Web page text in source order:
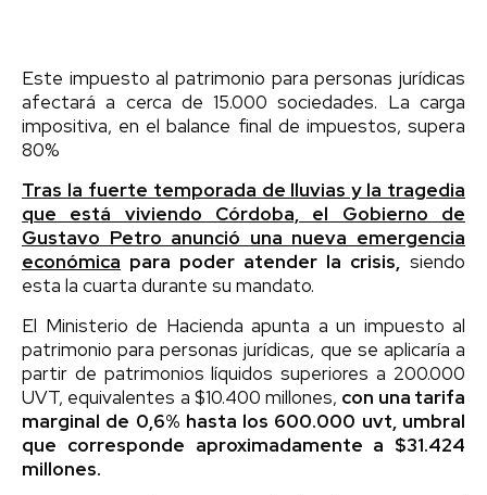
Este impuesto al patrimonio para personas jurídicas
afectará a cerca de 15.000 sociedades. La carga
impositiva, en el balance final de impuestos, supera
80%
Tras la fuerte temporada de lluvias y la tragedia
que está viviendo Córdoba, el Gobierno de
Gustavo Petro anunció una nueva emergencia
económica para poder atender la crisis, siendo
esta la cuarta durante su mandato.
El Ministerio de Hacienda apunta a un impuesto al
patrimonio para personas jurídicas, que se aplicaría a
partir de patrimonios líquidos superiores a 200.000
UVT, equivalentes a $10.400 millones, con una tarifa
marginal de 0,6% hasta los 600.000 uvt, umbral
que corresponde aproximadamente a $31.424
millones.